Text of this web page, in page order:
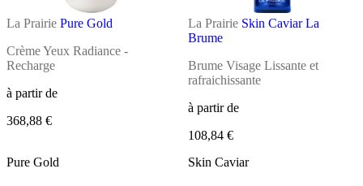
La Prairie Pure Gold
Crème Yeux Radiance -
Recharge
à partir de
368,88 €
La Prairie Skin Caviar La
Brume
Brume Visage Lissante et
rafraichissante
à partir de
108,84 €
Pure Gold
Skin Caviar